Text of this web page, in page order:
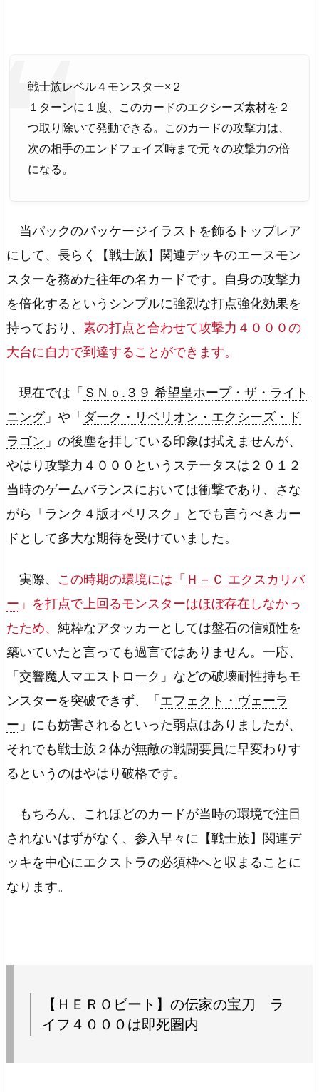
戦士族レベル４モンスター×２
１ターンに１度、このカードのエクシーズ素材を２
つ取り除いて発動できる。このカードの攻撃力は、
次の相手のエンドフェイズ時まで元々の攻撃力の倍
になる。
当パックのパッケージイラストを飾るトップレア
にして、長らく【戦士族】関連デッキのエースモン
スターを務めた往年の名カードです。自身の攻撃力
を倍化するというシンプルに強烈な打点強化効果を
持っており、 素の打点と合わせて攻撃力４０００の
大台に自力で到達することができます。
現在では「 ＳＮｏ.３９ 希望皇ホープ・ザ・ライト
ニング」や「 ダーク・リベリオン・エクシーズ・ド
ラゴン 」の後塵を拝している印象は拭えませんが、
やはり攻撃力４０００というステータスは２０１２
当時のゲームバランスにおいては衝撃であり、さな
がら「ランク４版オベリスク」とでも言うべきカー
ドとして多大な期待を受けていました。
実際、 この時期の環境には「 Ｈ－Ｃ エクスカリバ
ー 」を打点で上回るモンスターはほぼ存在しなかっ
たため、 純粋なアタッカーとしては盤石の信頼性を
築いていたと言っても過言ではありません。一応、
「 交響魔人マエストローク 」などの破壊耐性持ちモ
ンスターを突破できず、「 エフェクト・ヴェーラ
ー 」にも妨害されるといった弱点はありましたが、
それでも戦士族２体が無敵の戦闘要員に早変わりす
るというのはやはり破格です。
もちろん、これほどのカードが当時の環境で注目
されないはずがなく、参入早々に【戦士族】関連デ
ッキを中心にエクストラの必須枠へと収まることに
なります。
【ＨＥＲＯビート】の伝家の宝刀 ラ
イフ４０００は即死圏内